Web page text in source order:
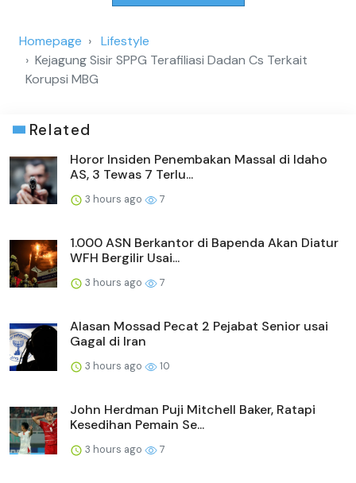
Homepage
Lifestyle
Kejagung Sisir SPPG Terafiliasi Dadan Cs Terkait
Korupsi MBG
Related
Horor Insiden Penembakan Massal di Idaho
AS, 3 Tewas 7 Terlu...
3 hours ago 7
1.000 ASN Berkantor di Bapenda Akan Diatur
WFH Bergilir Usai...
3 hours ago 7
Alasan Mossad Pecat 2 Pejabat Senior usai
Gagal di Iran
3 hours ago 10
John Herdman Puji Mitchell Baker, Ratapi
Kesedihan Pemain Se...
3 hours ago 7